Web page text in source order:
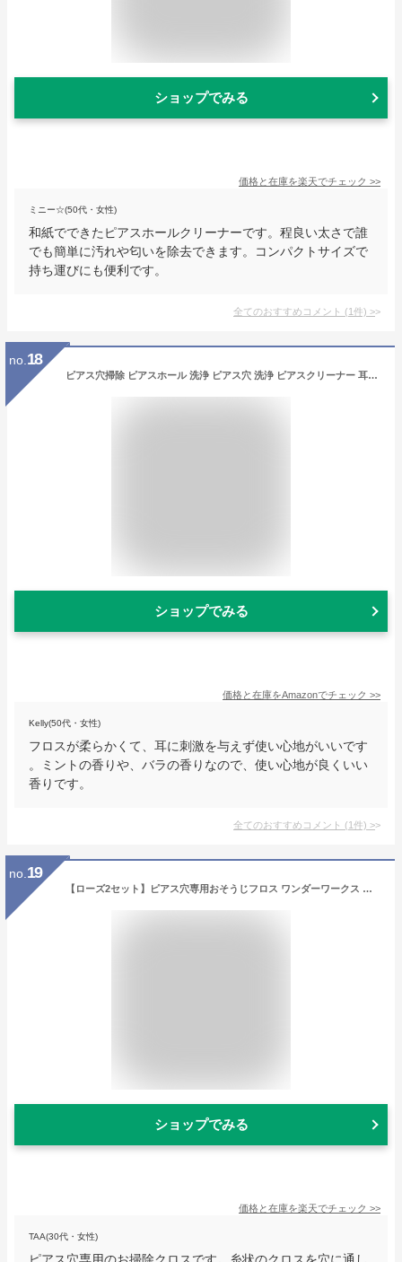
ショップでみる
価格と在庫を楽天でチェック >>
ミニー☆(50代・女性)
和紙でできたピアスホールクリーナーです。程良い太さで誰
でも簡単に汚れや匂いを除去できます。コンパクトサイズで
持ち運びにも便利です。
全てのおすすめコメント (1件) >
no. 18
ピアス穴掃除 ピアスホール 洗浄 ピアス穴 洗浄 ピアスクリーナー 耳洗潔 臭気除去 肌にやさしい 安全 無刺激 使い捨て ピアスクリーナー ピアス穴掃除 女男兼用
ショップでみる
価格と在庫をAmazonでチェック >>
Kelly(50代・女性)
フロスが柔らかくて、耳に刺激を与えず使い心地がいいです
。ミントの香りや、バラの香りなので、使い心地が良くいい
香りです。
全てのおすすめコメント (1件) >
no. 19
【ローズ2セット】ピアス穴専用おそうじフロス ワンダーワークス ピアフロス ウォーター フロス (PIAFLOSS)
ショップでみる
価格と在庫を楽天でチェック >>
TAA(30代・女性)